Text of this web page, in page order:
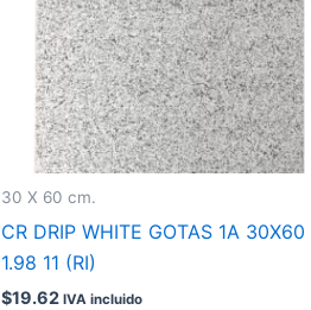
30 X 60 cm.
CR DRIP WHITE GOTAS 1A 30X60
1.98 11 (RI)
$19.62 IVA incluido